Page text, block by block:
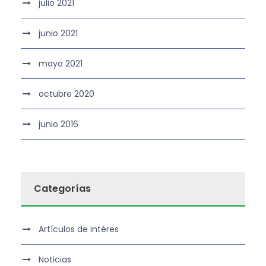
julio 2021
junio 2021
mayo 2021
octubre 2020
junio 2016
Categorías
Artículos de intéres
Noticias